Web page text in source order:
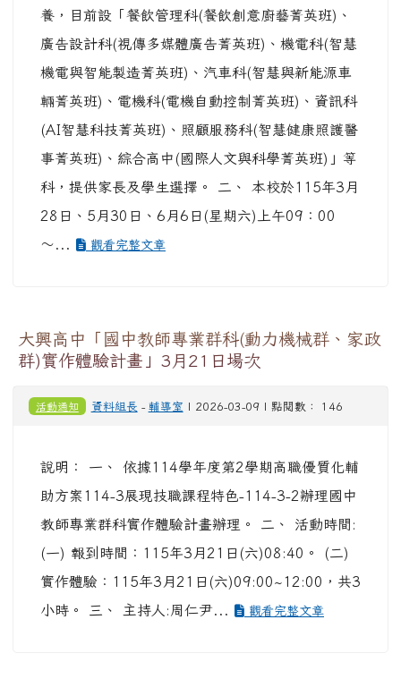
養，目前設「餐飲管理科(餐飲創意廚藝菁英班)、
廣告設計科(視傳多媒體廣告菁英班)、機電科(智慧
機電與智能製造菁英班)、汽車科(智慧與新能源車
輛菁英班)、電機科(電機自動控制菁英班)、資訊科
(AI智慧科技菁英班)、照顧服務科(智慧健康照護醫
事菁英班)、綜合高中(國際人文與科學菁英班)」等
科，提供家長及學生選擇。 二、 本校於115年3月
28日、5月30日、6月6日(星期六)上午09：00
～...
觀看完整文章
大興高中「國中教師專業群科(動力機械群、家政
群)實作體驗計畫」3月21日場次
活動通知 資料組長 - 輔導室 | 2026-03-09 | 點閱數： 146
說明： 一、 依據114學年度第2學期高職優質化輔
助方案114-3展現技職課程特色-114-3-2辦理國中
教師專業群科實作體驗計畫辦理。 二、 活動時間:
(一) 報到時間：115年3月21日(六)08:40。 (二)
實作體驗：115年3月21日(六)09:00~12:00，共3
小時。 三、 主持人:周仁尹...
觀看完整文章